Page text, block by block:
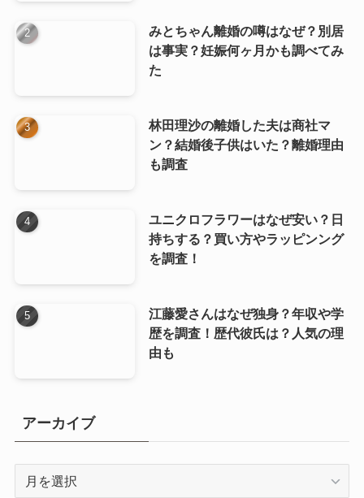
みとちゃん離婚の噂はなぜ？別居
は事実？妊娠何ヶ月かも調べてみ
た
林田理沙の離婚した夫は商社マ
ン？結婚後子供はいた？離婚理由
も調査
ユニクロフラワーはなぜ安い？日
持ちする？買い方やラッピンング
を調査！
江藤愛さんはなぜ独身？年収や学
歴を調査！歴代彼氏は？人気の理
由も
アーカイブ